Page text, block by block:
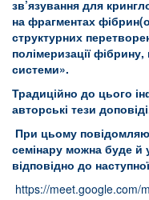
зв’язування для
на фрагментах
структурних
полімеризації фібрину,
системи».
Традиційно до цього
авторські тези
При цьому
семінару можна буде й
відповідно до
https://meet.google.com/